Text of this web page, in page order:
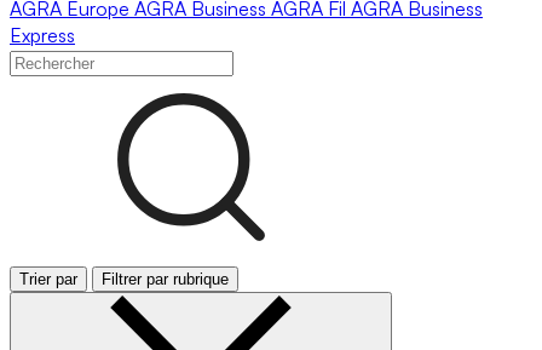
AGRA Europe AGRA Business AGRA Fil AGRA Business
Express
Trier par Filtrer par rubrique